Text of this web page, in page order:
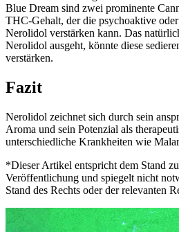
Blue Dream sind zwei prominente
THC-Gehalt, der die psychoaktive
Nerolidol verstärken kann. Das
Nerolidol ausgeht, könnte diese
verstärken.
Fazit
Nerolidol zeichnet sich durch sein
Aroma und sein Potenzial als
unterschiedliche Krankheiten wie
*Dieser Artikel entspricht dem Stand
Veröffentlichung und spiegelt nicht
Stand des Rechts oder der relevanten